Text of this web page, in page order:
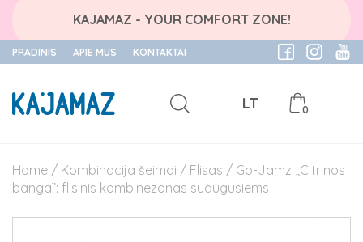
KAJAMAZ - YOUR COMFORT ZONE!
content
PRADINIS APIE MUS KONTAKTAI
0
LT
Home / Kombinacija šeimai / Flisas / Go-Jamz „Citrinos
banga”: flisinis kombinezonas suaugusiems